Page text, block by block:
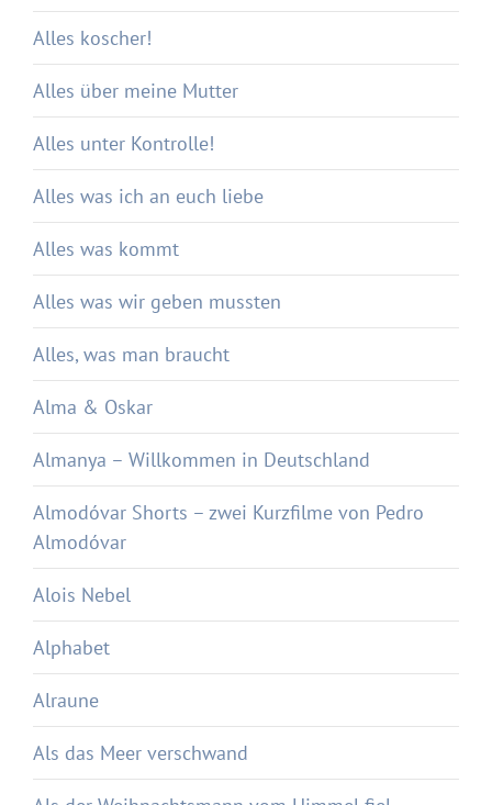
Alles koscher!
Alles über meine Mutter
Alles unter Kontrolle!
Alles was ich an euch liebe
Alles was kommt
Alles was wir geben mussten
Alles, was man braucht
Alma & Oskar
Almanya – Willkommen in Deutschland
Almodóvar Shorts – zwei Kurzfilme von Pedro
Almodóvar
Alois Nebel
Alphabet
Alraune
Als das Meer verschwand